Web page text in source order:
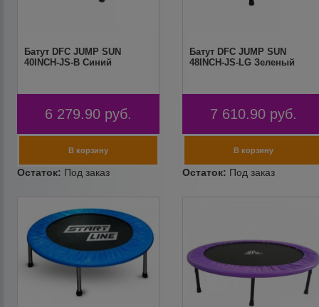
Батут DFC JUMP SUN
40INCH-JS-B Синий
6 279.90 руб.
Батут DFC JUMP SUN
48INCH-JS-LG Зеленый
7 610.90 руб.